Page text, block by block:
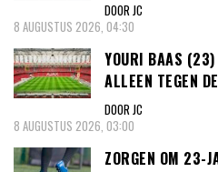
DOOR JC
8 AUGUSTUS 2026, 04:30
YOURI BAAS (23)
ALLEEN TEGEN
DOOR JC
8 AUGUSTUS 2026, 03:00
ZORGEN OM 23-